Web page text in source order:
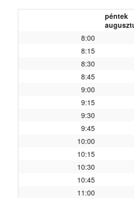
péntek
8:00
8:15
8:30
8:45
9:00
9:15
9:30
9:45
10:00
10:15
10:30
10:45
11:00